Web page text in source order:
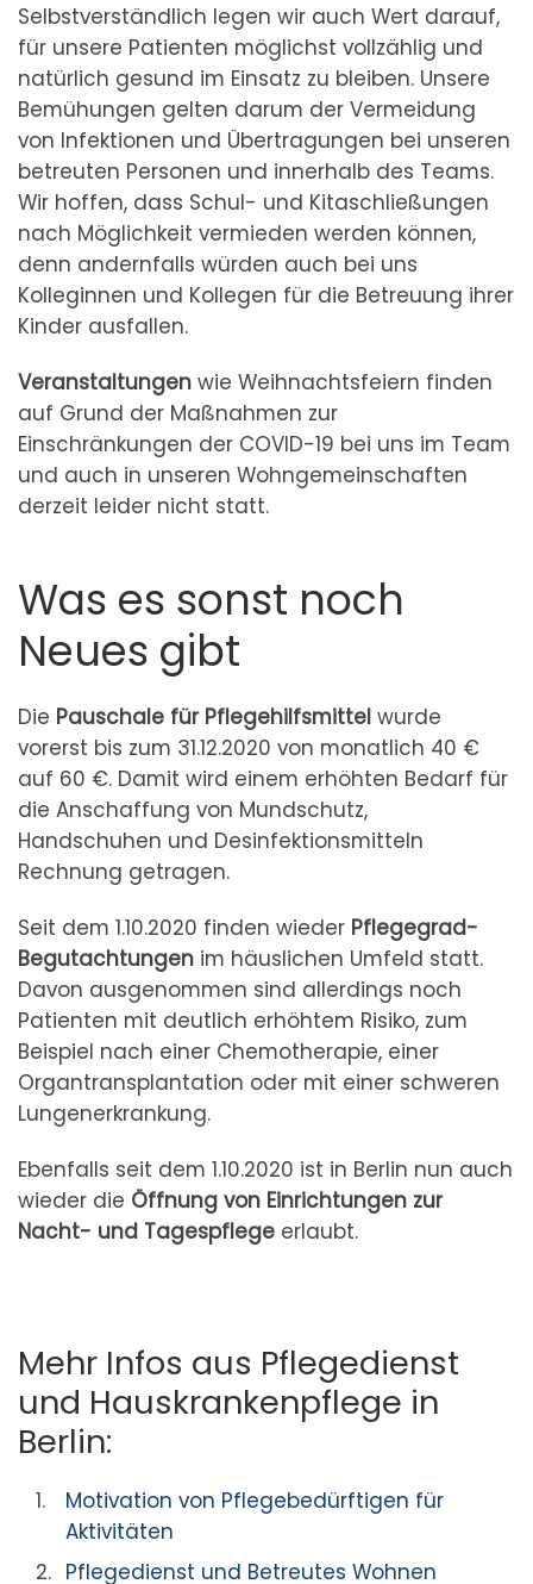
Selbstverständlich legen wir auch Wert darauf,
für unsere Patienten möglichst vollzählig und
natürlich gesund im Einsatz zu bleiben. Unsere
Bemühungen gelten darum der Vermeidung
von Infektionen und Übertragungen bei unseren
betreuten Personen und innerhalb des Teams.
Wir hoffen, dass Schul- und Kitaschließungen
nach Möglichkeit vermieden werden können,
denn andernfalls würden auch bei uns
Kolleginnen und Kollegen für die Betreuung ihrer
Kinder ausfallen.
Veranstaltungen wie Weihnachtsfeiern finden
auf Grund der Maßnahmen zur
Einschränkungen der COVID-19 bei uns im Team
und auch in unseren Wohngemeinschaften
derzeit leider nicht statt.
Was es sonst noch
Neues gibt
Die Pauschale für Pflegehilfsmittel wurde
vorerst bis zum 31.12.2020 von monatlich 40 €
auf 60 €. Damit wird einem erhöhten Bedarf für
die Anschaffung von Mundschutz,
Handschuhen und Desinfektionsmitteln
Rechnung getragen.
Seit dem 1.10.2020 finden wieder Pflegegrad-
Begutachtungen im häuslichen Umfeld statt.
Davon ausgenommen sind allerdings noch
Patienten mit deutlich erhöhtem Risiko, zum
Beispiel nach einer Chemotherapie, einer
Organtransplantation oder mit einer schweren
Lungenerkrankung.
Ebenfalls seit dem 1.10.2020 ist in Berlin nun auch
wieder die Öffnung von Einrichtungen zur
Nacht- und Tagespflege erlaubt.
Mehr Infos aus Pflegedienst
und Hauskrankenpflege in
Berlin:
Motivation von Pflegebedürftigen für
Aktivitäten
Pflegedienst und Betreutes Wohnen